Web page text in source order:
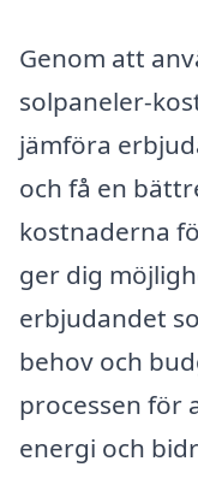
Genom att
solpaneler-
jämföra
och få en
kostnaderna
ger dig
erbjudandet
behov och
processen för
energi och